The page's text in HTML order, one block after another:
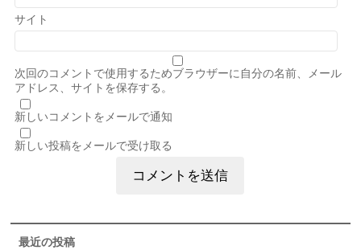
サイト
次回のコメントで使用するためブラウザーに自分の名前、メール
アドレス、サイトを保存する。
新しいコメントをメールで通知
新しい投稿をメールで受け取る
最近の投稿